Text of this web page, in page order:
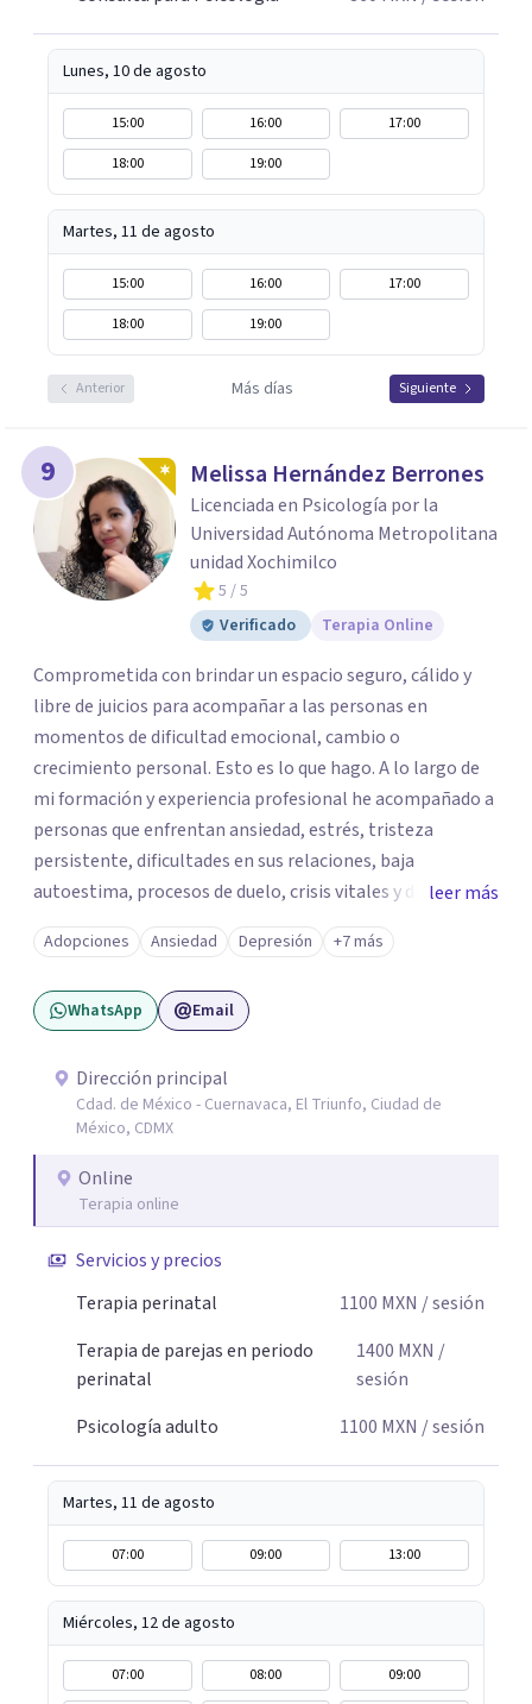
Lunes, 10 de agosto
15:00 16:00
17:00
18:00
19:00
Martes, 11 de agosto
15:00 16:00
17:00
18:00
19:00
Anterior Más días Siguiente
9 Melissa Hernández Berrones
Licenciada en Psicología por la
Universidad Autónoma Metropolitana
unidad Xochimilco
5 / 5
Verificado
Terapia Online
Comprometida con brindar un espacio seguro, cálido y
libre de juicios para acompañar a las personas en
momentos de dificultad emocional, cambio o
crecimiento personal. Esto es lo que hago. A lo largo de
mi formación y experiencia profesional he acompañado a
personas que enfrentan ansiedad, estrés, tristeza
persistente, dificultades en sus relaciones, baja
autoestima, procesos de duelo, crisis vitales y desafíos
relacionados con la adaptación a nuevas etapas de la vida.
Mi enfoque se basa en la escucha empática, el respeto por
la historia de cada persona y el trabajo conjunto para
desarrollar herramientas que favorezcan el bienestar
que buscar ayuda psicológica es un acto de valentía y
autocuidado. Mi objetivo es acompañarte para que puedas
comprender mejor lo que estás viviendo, fortalecer tus
recursos personales y construir una vida más plena y
congruente con tus necesidades y valores.
leer más
Adopciones Ansiedad Depresión +7 más
WhatsApp Email
Dirección principal
Cdad. de México - Cuernavaca, El Triunfo, Ciudad de
México, CDMX
Online
Terapia online
Servicios y precios
Terapia perinatal
1100 MXN / sesión
Terapia de parejas en periodo
perinatal
1400 MXN /
sesión
Psicología adulto
1100 MXN / sesión
Martes, 11 de agosto
07:00 09:00 13:00
Miércoles, 12 de agosto
07:00 08:00
09:00